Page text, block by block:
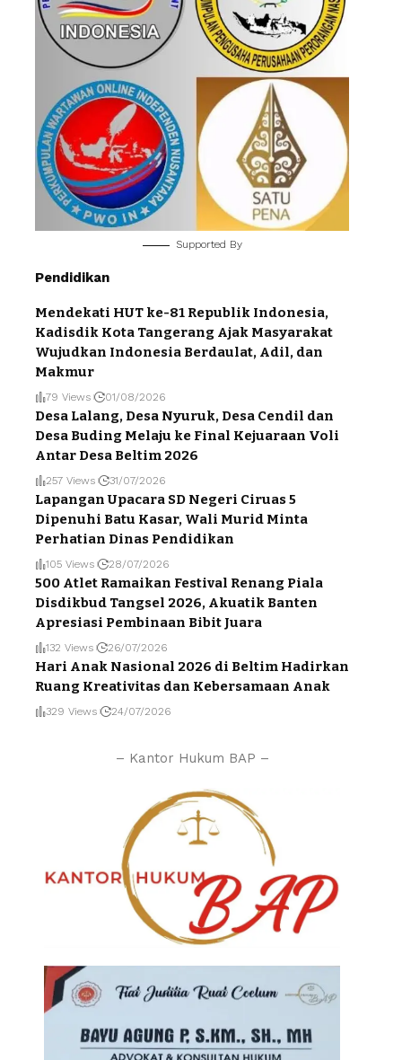
Supported By
Pendidikan
Mendekati HUT ke-81 Republik Indonesia,
Kadisdik Kota Tangerang Ajak Masyarakat
Wujudkan Indonesia Berdaulat, Adil, dan
Makmur
79 Views 01/08/2026
Desa Lalang, Desa Nyuruk, Desa Cendil dan
Desa Buding Melaju ke Final Kejuaraan Voli
Antar Desa Beltim 2026
257 Views 31/07/2026
Lapangan Upacara SD Negeri Ciruas 5
Dipenuhi Batu Kasar, Wali Murid Minta
Perhatian Dinas Pendidikan
105 Views 28/07/2026
500 Atlet Ramaikan Festival Renang Piala
Disdikbud Tangsel 2026, Akuatik Banten
Apresiasi Pembinaan Bibit Juara
132 Views 26/07/2026
Hari Anak Nasional 2026 di Beltim Hadirkan
Ruang Kreativitas dan Kebersamaan Anak
329 Views 24/07/2026
– Kantor Hukum BAP –